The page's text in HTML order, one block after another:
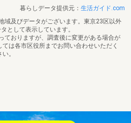
暮らしデータ提供元： 生活ガイド.com
域及びデータがございます。東京23区以外
として表示しています。
ておりますが、調査後に変更がある場合が
は各市区役所までお問い合わせいただく
。